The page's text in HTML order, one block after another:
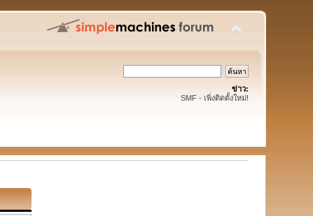
ข่าว:
SMF - เพิ่งติดตั้งใหม่!